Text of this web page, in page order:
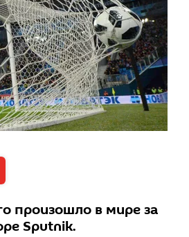
произошло в мире за
Sputnik.